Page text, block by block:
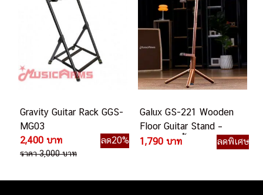
Gravity Guitar Rack GGS-
MG03
2,400 บาท
ลด20%
ราคา 3,000 บาท
Galux GS-221 Wooden
Floor Guitar Stand –
Walnut ขาตั้งกีต้าร์
1,790 บาท ลดพิเศษ